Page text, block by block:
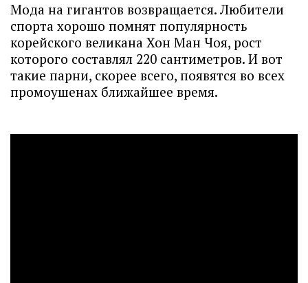
Мода на гигантов возвращается. Любители
спорта хорошо помнят популярность
корейского великана Хон Ман Чоя, рост
которого составлял 220 сантиметров. И вот
такие парни, скорее всего, появятся во всех
промоушенах ближайшее время.